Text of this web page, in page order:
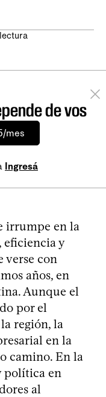
de vos
mes
Ingresá
irrumpe en la
eficiencia y
verse con
años, en
Aunque el
por el
región, la
en la
camino. En la
política en
al